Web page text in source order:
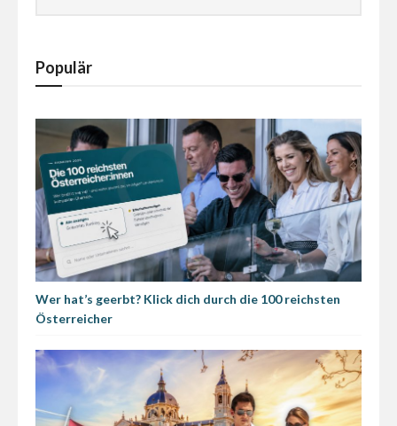
Populär
Wer hat’s geerbt? Klick dich durch die 100 reichsten
Österreicher